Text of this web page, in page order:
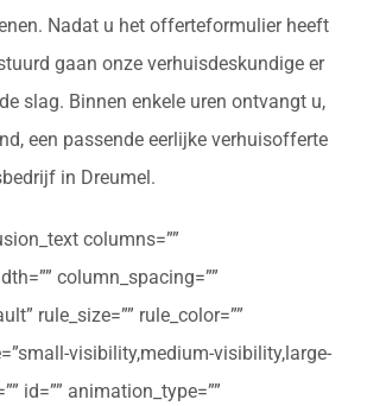
Nadat u het offerteformulier heeft
gaan onze verhuisdeskundige er
slag. Binnen enkele uren ontvangt u,
een passende eerlijke verhuisofferte
in Dreumel.
columns=””
column_spacing=””
rule_size=”” rule_color=””
visibility,medium-visibility,large-
id=”” animation_type=””